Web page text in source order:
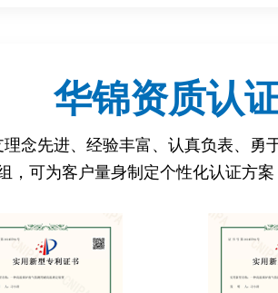
华锦资质认
念先进、经验丰富、认真负表、勇
，可为客户量身制定个性化认证方案